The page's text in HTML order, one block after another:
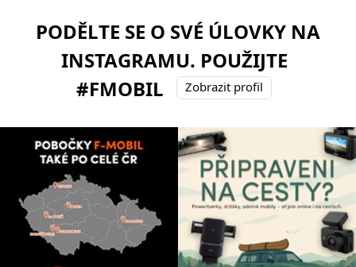
PODĚLTE SE O SVÉ ÚLOVKY NA
INSTAGRAMU. POUŽIJTE
#FMOBIL
Zobrazit profil